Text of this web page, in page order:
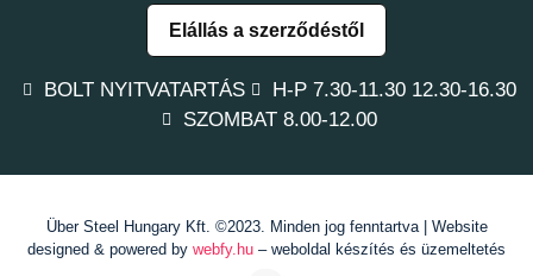
Elállás a szerződéstől
BOLT NYITVATARTÁS
H-P 7.30-11.30 12.30-16.30
SZOMBAT 8.00-12.00
Über Steel Hungary Kft. ©2023. Minden jog fenntartva | Website
designed & powered by webfy.hu – weboldal készítés és üzemeltetés